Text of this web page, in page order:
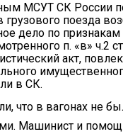
МСУТ СК России
грузового поезда
дело по признакам
п. «в» ч.2
акт,
в СК.
что в вагонах не
Машинист и